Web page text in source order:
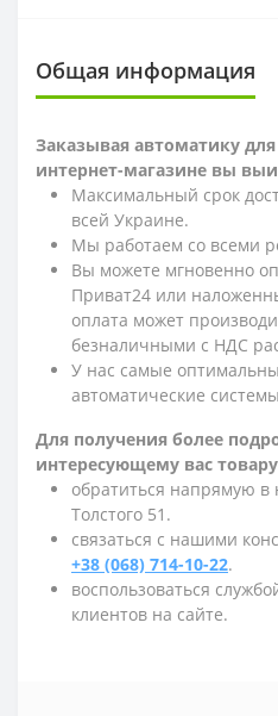
Общая информация
Заказывая автоматику
интернет-магазине вы
Максимальный срок
всей Украине.
Мы работаем со всеми
Вы можете мгновенно
Приват24 или
оплата может
безналичными с НДС
У нас самые
автоматические
Для получения более
интересующему вас
обратиться напрямую в
Толстого 51.
связаться с нашими
+38 (068) 714-10-22.
воспользоваться
клиентов на сайте.